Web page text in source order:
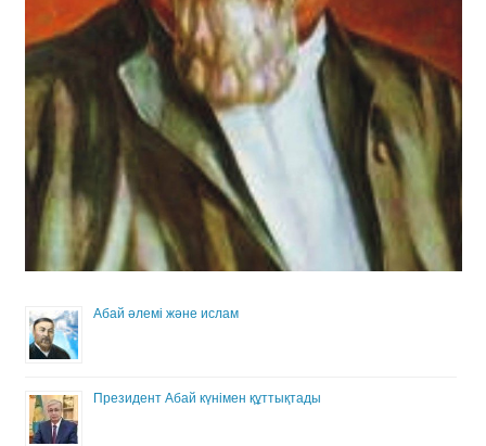
Абай әлемі және ислам
Президент Абай күнімен құттықтады